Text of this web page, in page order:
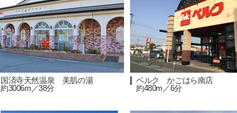
国済寺天然温泉 美肌の湯
約3006m／38分
ベルク かごはら南店
約480m／6分